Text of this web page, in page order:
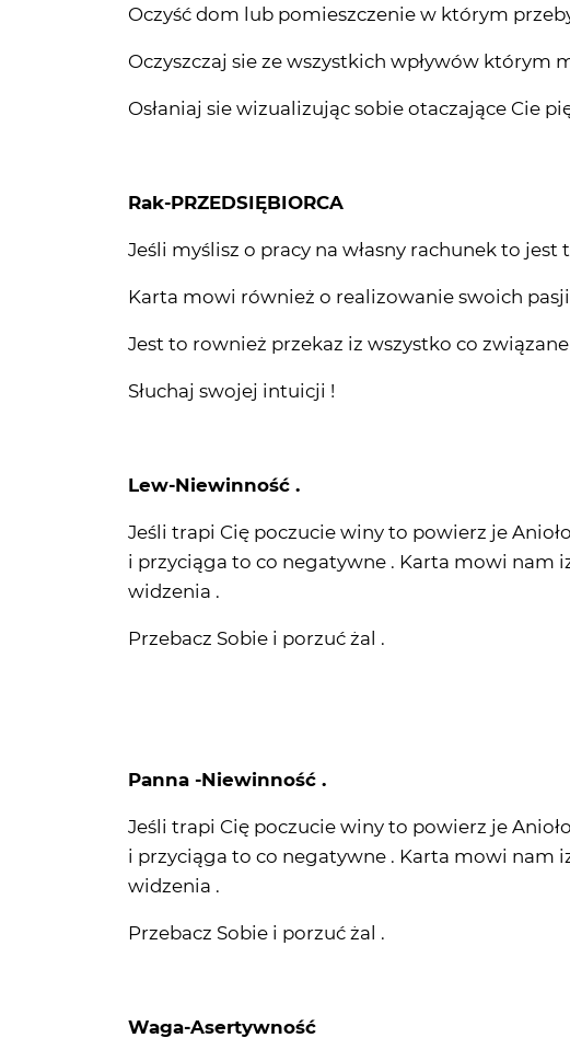
Oczyść dom lub pomieszczenie w którym
Oczyszczaj sie ze wszystkich wpływów którym
Osłaniaj sie wizualizując sobie otaczające Cie
Rak-PRZEDSIĘBIORCA
Jeśli myślisz o pracy na własny rachunek to jest
Karta mowi również o realizowanie swoich
Jest to rownież przekaz iz wszystko co związane
Słuchaj swojej intuicji !
Lew-Niewinność .
Jeśli trapi Cię poczucie winy to powierz je
i przyciąga to co negatywne . Karta mowi nam
widzenia .
Przebacz Sobie i porzuć żal .
Panna -Niewinność .
Jeśli trapi Cię poczucie winy to powierz je
i przyciąga to co negatywne . Karta mowi nam
widzenia .
Przebacz Sobie i porzuć żal .
Waga-Asertywność